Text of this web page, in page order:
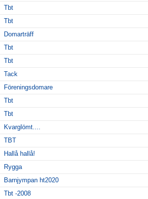
Tbt
Tbt
Domarträff
Tbt
Tbt
Tack
Föreningsdomare
Tbt
Tbt
Kvarglömt....
TBT
Hallå hallå!
Rygga
Barnjympan ht2020
Tbt -2008